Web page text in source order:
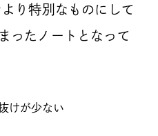
り特別なものにして
ったノートとなって
けが少ない